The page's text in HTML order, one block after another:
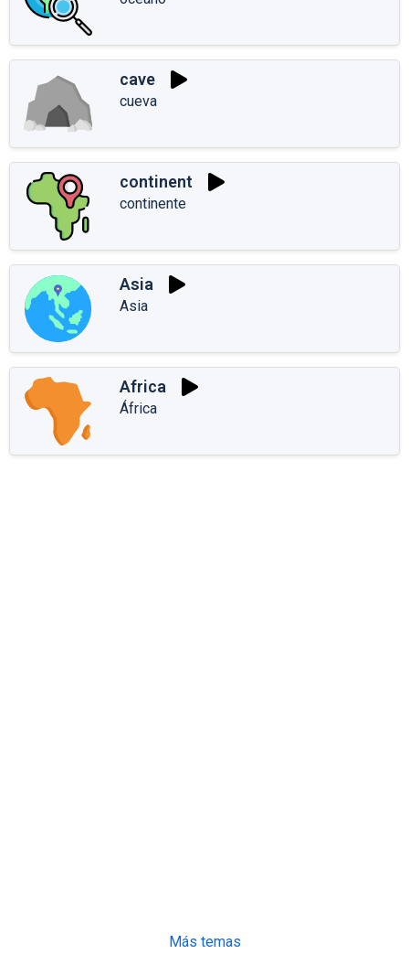
cave
cueva
continent
continente
Asia
Asia
Africa
África
Más temas